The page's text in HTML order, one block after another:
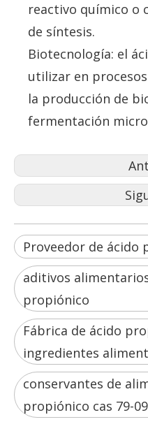
reactivo químico o
de síntesis.
Biotecnología: el
utilizar en
la producción de
fermentación
Proveedor de ácido
aditivos
propiónico
Fábrica de ácido
ingredientes
conservantes de
propiónico cas 79-